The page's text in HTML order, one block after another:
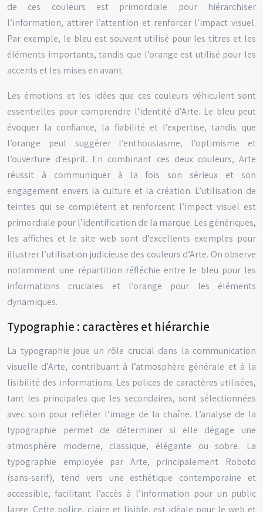
de ces couleurs est primordiale pour hiérarchiser
l’information, attirer l’attention et renforcer l’impact visuel.
Par exemple, le bleu est souvent utilisé pour les titres et les
éléments importants, tandis que l’orange est utilisé pour les
accents et les mises en avant.
Les émotions et les idées que ces couleurs véhiculent sont
essentielles pour comprendre l’identité d’Arte. Le bleu peut
évoquer la confiance, la fiabilité et l’expertise, tandis que
l’orange peut suggérer l’enthousiasme, l’optimisme et
l’ouverture d’esprit. En combinant ces deux couleurs, Arte
réussit à communiquer à la fois son sérieux et son
engagement envers la culture et la création. L’utilisation de
teintes qui se complètent et renforcent l’impact visuel est
primordiale pour l’identification de la marque. Les génériques,
les affiches et le site web sont d’excellents exemples pour
illustrer l’utilisation judicieuse des couleurs d’Arte. On observe
notamment une répartition réfléchie entre le bleu pour les
informations cruciales et l’orange pour les éléments
dynamiques.
Typographie : caractères et hiérarchie
La typographie joue un rôle crucial dans la communication
visuelle d’Arte, contribuant à l’atmosphère générale et à la
lisibilité des informations. Les polices de caractères utilisées,
tant les principales que les secondaires, sont sélectionnées
avec soin pour refléter l’image de la chaîne. L’analyse de la
typographie permet de déterminer si elle dégage une
atmosphère moderne, classique, élégante ou sobre. La
typographie employée par Arte, principalement Roboto
(sans-serif), tend vers une esthétique contemporaine et
accessible, facilitant l’accès à l’information pour un public
large. Cette police, claire et lisible, est idéale pour le web et